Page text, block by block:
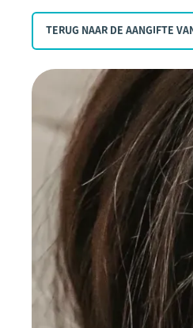
TERUG NAAR DE AANGIFTE